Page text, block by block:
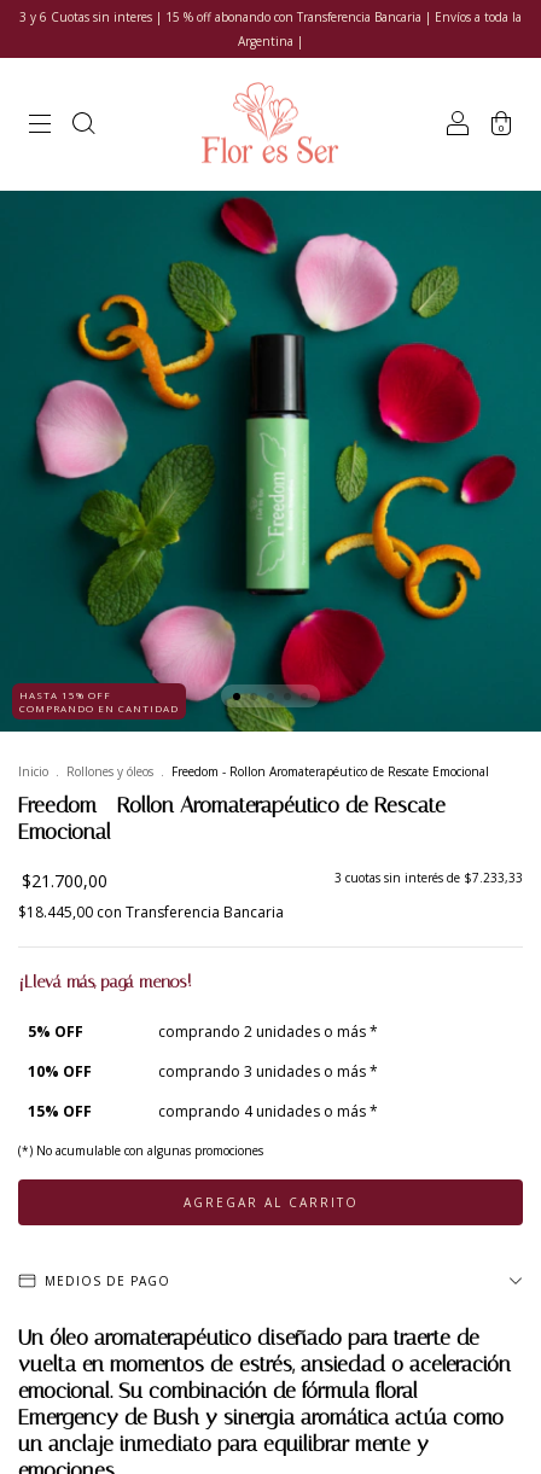
3 y 6 Cuotas sin interes | 15 % off abonando con Transferencia Bancaria | Envíos a toda la
Argentina |
0
HASTA 15% OFF
COMPRANDO EN CANTIDAD
Inicio . Rollones y óleos . Freedom - Rollon Aromaterapéutico de Rescate Emocional
Freedom - Rollon Aromaterapéutico de Rescate
Emocional
$21.700,00 3 cuotas sin interés de $7.233,33
$18.445,00 con Transferencia Bancaria
¡Llevá más, pagá menos!
5% OFF
comprando 2 unidades o más *
10% OFF
comprando 3 unidades o más *
15% OFF
comprando 4 unidades o más *
(*) No acumulable con algunas promociones
MEDIOS DE PAGO
Un óleo aromaterapéutico diseñado paratraerte de
vueltaen momentos de estrés, ansiedad o aceleración
emocional.Su combinación de fórmula floral
Emergency de Bushy sinergia aromática actúa como
un anclaje inmediato para equilibrar mente y